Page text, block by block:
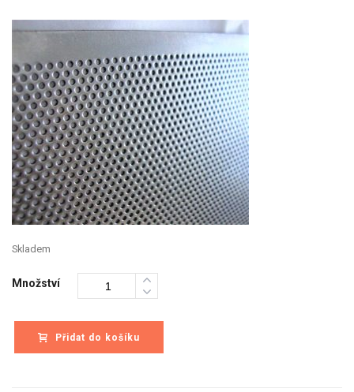
Skladem
Množství
Přidat do košíku